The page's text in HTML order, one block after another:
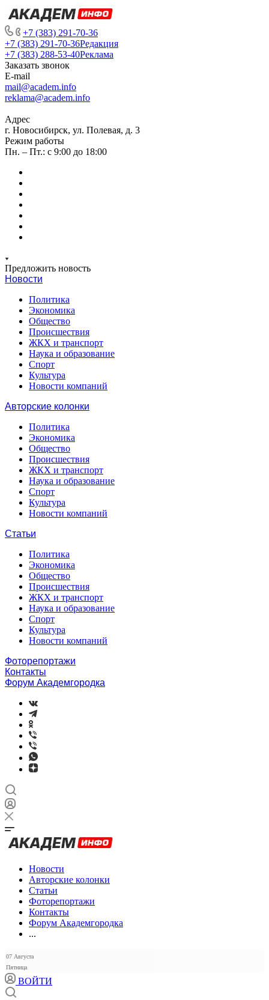
+7 (383) 291-70-36
+7 (383) 291-70-36Редакция
+7 (383) 288-53-40Реклама
Заказать звонок
E-mail
mail@academ.info
reklama@academ.info
Адрес
г. Новосибирск, ул. Полевая, д. 3
Режим работы
Пн. – Пт.: с 9:00 до 18:00
Предложить новость
Новости
Политика
Экономика
Общество
Происшествия
ЖКХ и транспорт
Наука и образование
Спорт
Культура
Новости компаний
Авторские колонки
Политика
Экономика
Общество
Происшествия
ЖКХ и транспорт
Наука и образование
Спорт
Культура
Новости компаний
Статьи
Политика
Экономика
Общество
Происшествия
ЖКХ и транспорт
Наука и образование
Спорт
Культура
Новости компаний
Фоторепортажи
Контакты
Форум Академгородка
Новости
Авторские колонки
Статьи
Фоторепортажи
Контакты
Форум Академгородка
...
07 Августа
Пятница
ВОЙТИ